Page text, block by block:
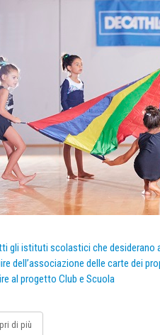
gli istituti scolastici che desiderano
dell’associazione delle carte dei
al progetto Club e Scuola
di più